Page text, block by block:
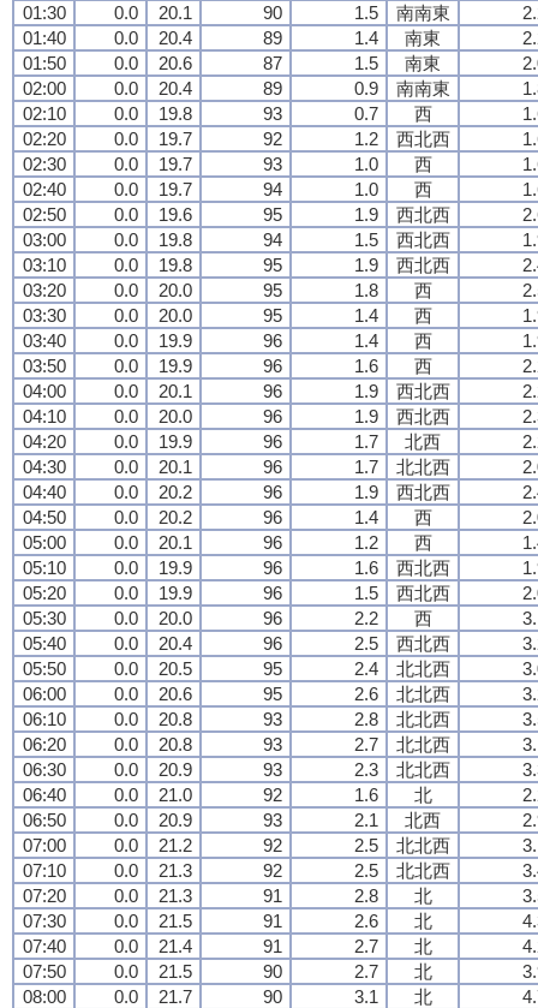
01:30
0.0 20.1 90 1.5 南南東
01:40
0.0 20.4 89 1.4 南東
01:50
0.0 20.6 87 1.5 南東
02:00
0.0 20.4 89 0.9 南南東
02:10
0.0 19.8 93 0.7 西
02:20
0.0 19.7 92 1.2 西北西
02:30
0.0 19.7 93 1.0 西
02:40
0.0 19.7 94 1.0 西
02:50
0.0 19.6 95 1.9 西北西
03:00
0.0 19.8 94 1.5 西北西
03:10
0.0 19.8 95 1.9 西北西
03:20
0.0 20.0 95 1.8 西
03:30
0.0 20.0 95 1.4 西
03:40
0.0 19.9 96 1.4 西
03:50
0.0 19.9 96 1.6 西
04:00
0.0 20.1 96 1.9 西北西
04:10
0.0 20.0 96 1.9 西北西
04:20
0.0 19.9 96 1.7 北西
04:30
0.0 20.1 96 1.7 北北西
04:40
0.0 20.2 96 1.9 西北西
04:50
0.0 20.2 96 1.4 西
05:00
0.0 20.1 96 1.2 西
05:10
0.0 19.9 96 1.6 西北西
05:20
0.0 19.9 96 1.5 西北西
05:30
0.0 20.0 96 2.2 西
05:40
0.0 20.4 96 2.5 西北西
05:50
0.0 20.5 95 2.4 北北西
06:00
0.0 20.6 95 2.6 北北西
06:10
0.0 20.8 93 2.8 北北西
06:20
0.0 20.8 93 2.7 北北西
06:30
0.0 20.9 93 2.3 北北西
06:40
0.0 21.0 92 1.6 北
06:50
0.0 20.9 93 2.1 北西
07:00
0.0 21.2 92 2.5 北北西
07:10
0.0 21.3 92 2.5 北北西
07:20
0.0 21.3 91 2.8 北
07:30
0.0 21.5 91 2.6 北
07:40
0.0 21.4 91 2.7 北
07:50
0.0 21.5 90 2.7 北
08:00
0.0 21.7 90 3.1 北